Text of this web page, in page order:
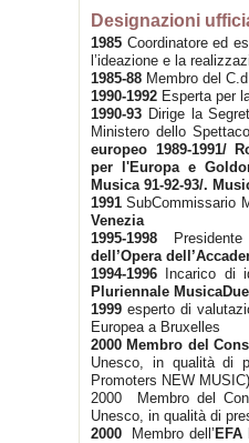
Designazioni
1985 Coordinatore ed
l’ideazione e la
1985-88 Membro del
1990-1992 Esperta per
1990-93 Dirige la
Ministero dello
europeo 1989-1991/
per l'Europa e
Musica 91-92-93/.
1991SubCommissario
Venezia
1995-1998
dell’Opera
1994-1996 Incarico di
Pluriennale
1999esperto di
Europea a Bruxelles
2000 Membro del
Unesco, in qualità di
Promoters NEW
2000 Membro del
Unesco, in qualità di
2000
Membro dell’